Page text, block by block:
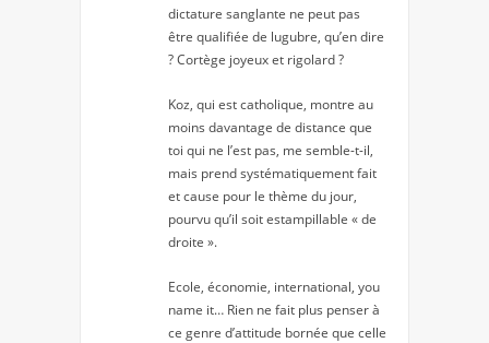
dictature sanglante ne peut pas
être qualifiée de lugubre, qu’en dire
? Cortège joyeux et rigolard ?
Koz, qui est catholique, montre au
moins davantage de distance que
toi qui ne l’est pas, me semble-t-il,
mais prend systématiquement fait
et cause pour le thème du jour,
pourvu qu’il soit estampillable « de
droite ».
Ecole, économie, international, you
name it… Rien ne fait plus penser à
ce genre d’attitude bornée que celle